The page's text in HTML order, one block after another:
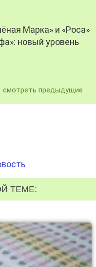
Марка» и «Роса»
новый уровень
смотреть предыдущие
ТЕМЕ: